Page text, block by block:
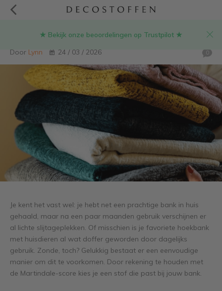
★ Bekijk onze beoordelingen op Trustpilot ★
Hoeveel Martindale voor een bank?
Door Lynn 24 / 03 / 2026 0
Je kent het vast wel: je hebt net een prachtige bank in huis
gehaald, maar na een paar maanden gebruik verschijnen er
al lichte slijtageplekken. Of misschien is je favoriete hoekbank
met huisdieren al wat doffer geworden door dagelijks
gebruik. Zonde, toch? Gelukkig bestaat er een eenvoudige
manier om dit te voorkomen. Door rekening te houden met
de Martindale-score kies je een stof die past bij jouw bank.